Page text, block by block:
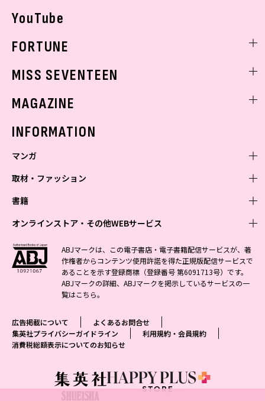
YouTube
FORTUNE
MISS SEVENTEEN
MAGAZINE
INFORMATION
マンガ
少年マンガ
Vジャンプ
最強ジャンプ
少年ジャンプ+
ジャンプTOON
ジャンプルーキー！
S-MANGA
集英社コミック文庫
青年マンガ
ZEBRACK
S-MANGA
集英社ジャンプリミックス
週刊ヤングジャンプ
ヤングジャンプ定期購読デジタル
となりのヤングジャンプ
グランドジャンプ
少女マンガ
ZEBRACK
S-MANGA
集英社コミック文庫
マーガレット
別冊マーガレット
リマコミ
マンガMeets
女性マンガ
ジャンプTOON
集英社コミック文庫
マンガMee公式サイト
リマコミ
取材・ファッション
ファッション・美容
BAILA
MAQUIA
eclat
T JAPAN
MEN'S NON-NO
芸能・情報・スポーツ
週プレNEWS
週プレ グラジャパ!
書籍
文芸・文庫・総合
小説すばる
集英社 文芸ステーション
web 集英社文庫
アジア人物史
学芸・ノンフィクション・新書
1日5分で、明日は変わる よみタイ yomitai
集英社学芸部 - 学芸・ノンフィクション
集英社ビジネス書
集英社新書プラス - 知の水先案内人
kotoba
情報・知識＆オピニオン imidas
ライトノベル・ノベライズ
集英社オレンジ文庫
JUMP j-BOOKS
ダッシュエックス文庫公式サイト
集英社Webマガジン コバルト
集英社の児童図書 S-KIDS.LAND
オンラインストア・その他WEBサービス
オンラインストア
OTO
SHUEISHA MANGA-ART HERITAGE
ジャンプキャラクターズストア
HAPPY PLUS STORE
SHUEISHA VOX
LEEマルシェ
eclat premium
その他WEBサービス
集英社アドナビ
集英社エディターズ・ラボ
ABJマークは、この電子書店・電子書籍配信サービスが、著
作権者からコンテンツ使用許諾を得た正規版配信サービスで
あることを示す登録商標（登録番号 第6091713号）です。
ABJマークの詳細、ABJマークを掲示しているサービスの一
覧はこちら。
広告掲載について
よくあるお問合せ
集英社プライバシーガイドライン
利用規約・会員規約
消費税総額表示についてのお知らせ